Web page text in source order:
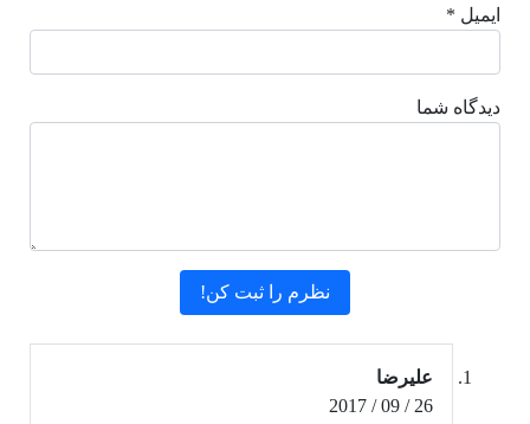
ایمیل *
دیدگاه شما
علیرضا
26 / 09 / 2017